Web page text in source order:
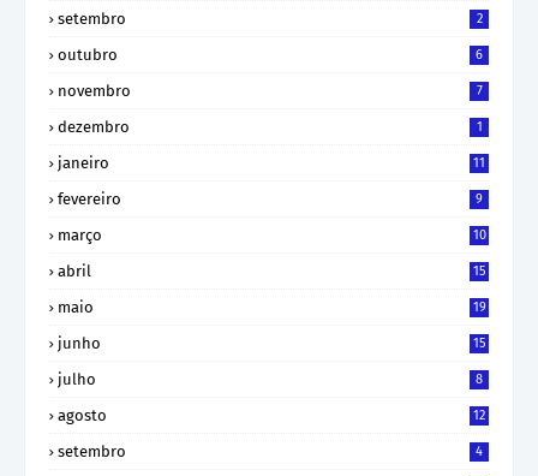
setembro 2
outubro 6
novembro 7
dezembro 1
janeiro 11
fevereiro 9
março 10
abril 15
maio 19
junho 15
julho 8
agosto 12
setembro 4